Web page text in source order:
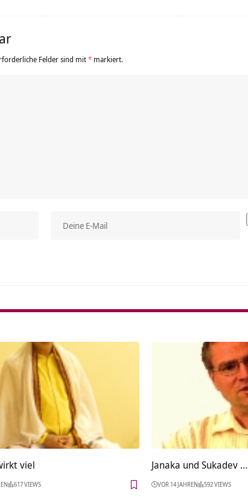
Felder sind mit* markiert.
viel
617 VIEWS
Janaka und Sukadev …
VOR 14 JAHREN 592 VIEWS